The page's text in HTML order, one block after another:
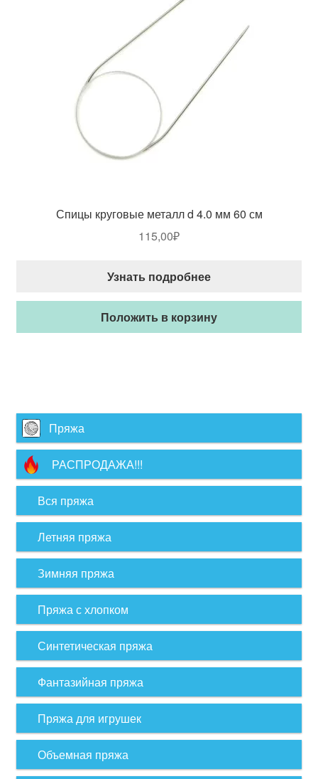
Спицы круговые металл d 4.0 мм 60 см
115,00₽
Узнать подробнее
Положить в корзину
Пряжа
РАСПРОДАЖА!!!
Вся пряжа
Летняя пряжа
Зимняя пряжа
Пряжа с хлопком
Синтетическая пряжа
Фантазийная пряжа
Пряжа для игрушек
Объемная пряжа